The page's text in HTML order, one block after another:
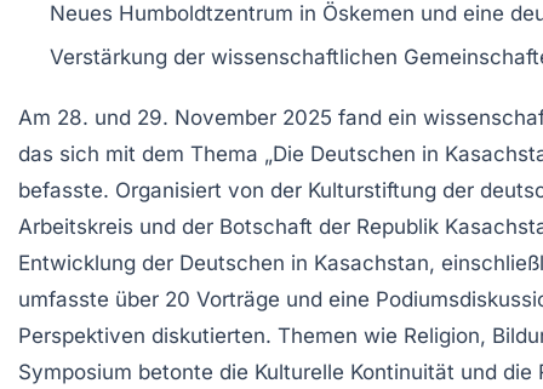
Neues Humboldtzentrum in Öskemen und eine
Verstärkung der wissenschaftlichen
Am 28. und 29. November 2025 fand ein
das sich mit dem Thema „Die Deutschen in
befasste. Organisiert von der Kulturstiftung der
Arbeitskreis und der Botschaft der Republik
Entwicklung der Deutschen in Kasachstan,
umfasste über 20 Vorträge und eine
Perspektiven diskutierten. Themen wie Religion,
Symposium betonte die Kulturelle Kontinuität und die